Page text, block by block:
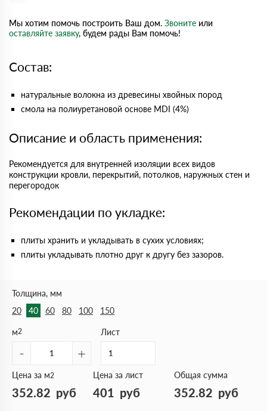
Мы хотим помочь построить Ваш дом. Звоните или
оставляйте заявку, будем рады Вам помочь!
Состав:
натуральные волокна из древесины хвойных пород
смола на полиуретановой основе MDI (4%)
Описание и область применения:
Рекомендуется для внутренней изоляции всех видов
конструкции кровли, перекрытий, потолков, наружных стен и
перегородок
Рекомендации по укладке:
плиты хранить и укладывать в сухих условиях;
плиты укладывать плотно друг к другу без зазоров.
Толщина, мм
20
40 60 80 100 150
м2
- +
Лист
Цена за м2
352.82 руб
Цена за лист
401 руб
Общая сумма
352.82 руб